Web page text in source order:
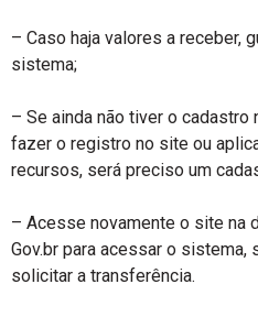
– Caso haja valores a receber,
sistema;
– Se ainda não tiver o cadastro
fazer o registro no site ou
recursos, será preciso um
– Acesse novamente o site na
Gov.br para acessar o
solicitar a transferência.